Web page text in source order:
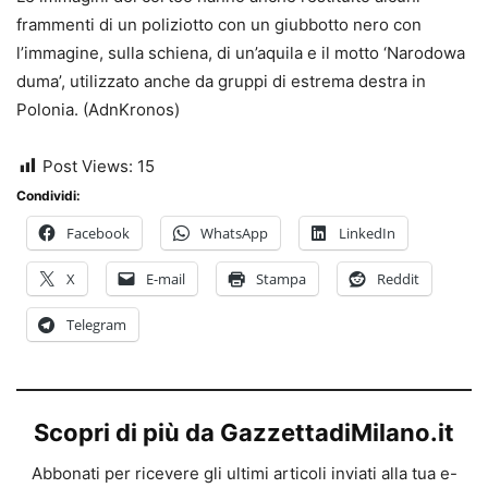
frammenti di un poliziotto con un giubbotto nero con
l’immagine, sulla schiena, di un’aquila e il motto ‘Narodowa
duma’, utilizzato anche da gruppi di estrema destra in
Polonia. (AdnKronos)
Post Views: 15
Condividi:
Facebook WhatsApp LinkedIn
X E-mail Stampa Reddit
Telegram
Scopri di più da GazzettadiMilano.it
Abbonati per ricevere gli ultimi articoli inviati alla tua e-